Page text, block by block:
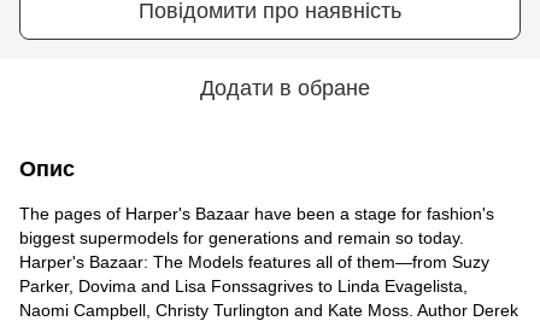
Повідомити про наявність
Додати в обране
Опис
The pages of Harper's Bazaar have been a stage for fashion's
biggest supermodels for generations and remain so today.
Harper's Bazaar: The Models features all of them―from Suzy
Parker, Dovima and Lisa Fonssagrives to Linda Evagelista,
Naomi Campbell, Christy Turlington and Kate Moss. Author Derek